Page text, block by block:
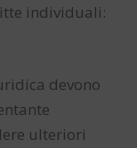
individuali:
devono
ulteriori